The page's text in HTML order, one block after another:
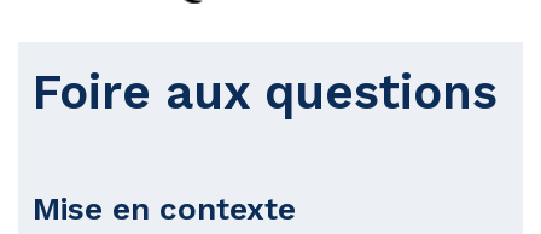
Foire aux questions
Mise en contexte